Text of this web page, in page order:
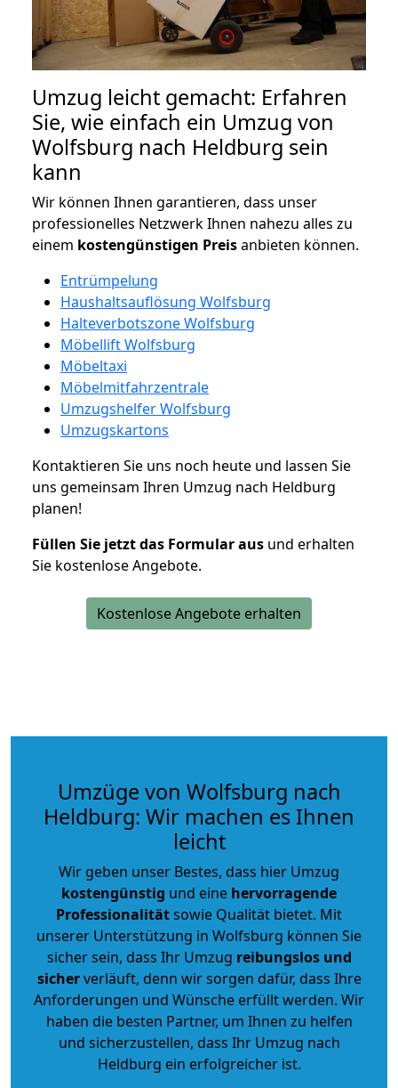
Umzug leicht gemacht: Erfahren
Sie, wie einfach ein Umzug von
Wolfsburg nach Heldburg sein
kann
Wir können Ihnen garantieren, dass unser
professionelles Netzwerk Ihnen nahezu alles zu
einem kostengünstigen Preisanbieten können.
Entrümpelung
Haushaltsauflösung Wolfsburg
Halteverbotszone Wolfsburg
Möbellift Wolfsburg
Möbeltaxi
Möbelmitfahrzentrale
Umzugshelfer Wolfsburg
Umzugskartons
Kontaktieren Sie uns noch heute und lassen Sie
uns gemeinsam Ihren Umzug nach Heldburg
planen!
Füllen Sie jetzt das Formular aus und erhalten
Sie kostenlose Angebote.
Kostenlose Angebote erhalten
Umzüge von Wolfsburg nach
Heldburg: Wir machen es Ihnen
leicht
Wir geben unser Bestes, dass hier Umzug
kostengünstig und eine hervorragende
Professionalitätsowie Qualität bietet. Mit
unserer Unterstützung in Wolfsburg können Sie
sicher sein, dass Ihr Umzug reibungslos und
sicherverläuft, denn wir sorgen dafür, dass Ihre
Anforderungen und Wünsche erfüllt werden. Wir
haben die besten Partner, um Ihnen zu helfen
und sicherzustellen, dass Ihr Umzug nach
Heldburg ein erfolgreicher ist.